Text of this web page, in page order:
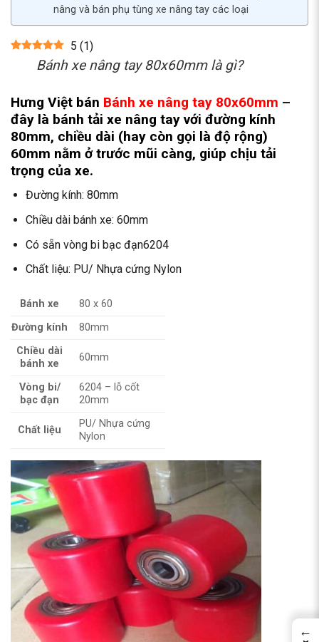
nâng và bán phụ tùng xe nâng tay các loại
5 (1)
Bánh xe nâng tay 80x60mm là gì?
Hưng Việt bán Bánh xe nâng tay 80x60mm –
đây là bánh tải xe nâng tay với đường kính
80mm, chiều dài (hay còn gọi là độ rộng)
60mm nằm ở trước mũi càng, giúp chịu tải
trọng của xe.
Đường kính: 80mm
Chiều dài bánh xe: 60mm
Có sẵn vòng bi bạc đạn6204
Chất liệu: PU/ Nhựa cứng Nylon
Bánh xe
80 x 60
Đường kính
80mm
Chiều dài
bánh xe
60mm
Vòng bi/
bạc đạn
6204 – lỗ cốt
20mm
Chất liệu
PU/ Nhựa cứng
Nylon
←